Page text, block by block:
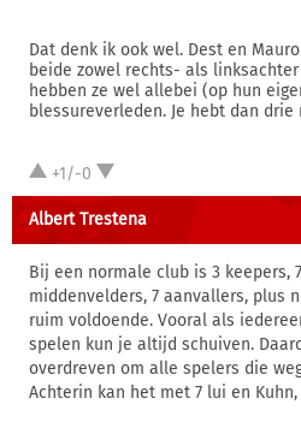
Dat denk ik ook wel. Dest en
beide zowel rechts- als
hebben ze wel allebei (op hun
blessureverleden. Je hebt dan
+1/-0
Albert Trestena
Bij een normale club is 3 keepers,
middenvelders, 7 aanvallers, plus
ruim voldoende. Vooral als
spelen kun je altijd schuiven.
overdreven om alle spelers die
Achterin kan het met 7 lui en